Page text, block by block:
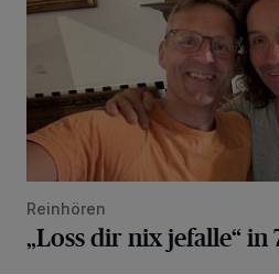
Reinhören
„Loss dir nix jefalle“ in